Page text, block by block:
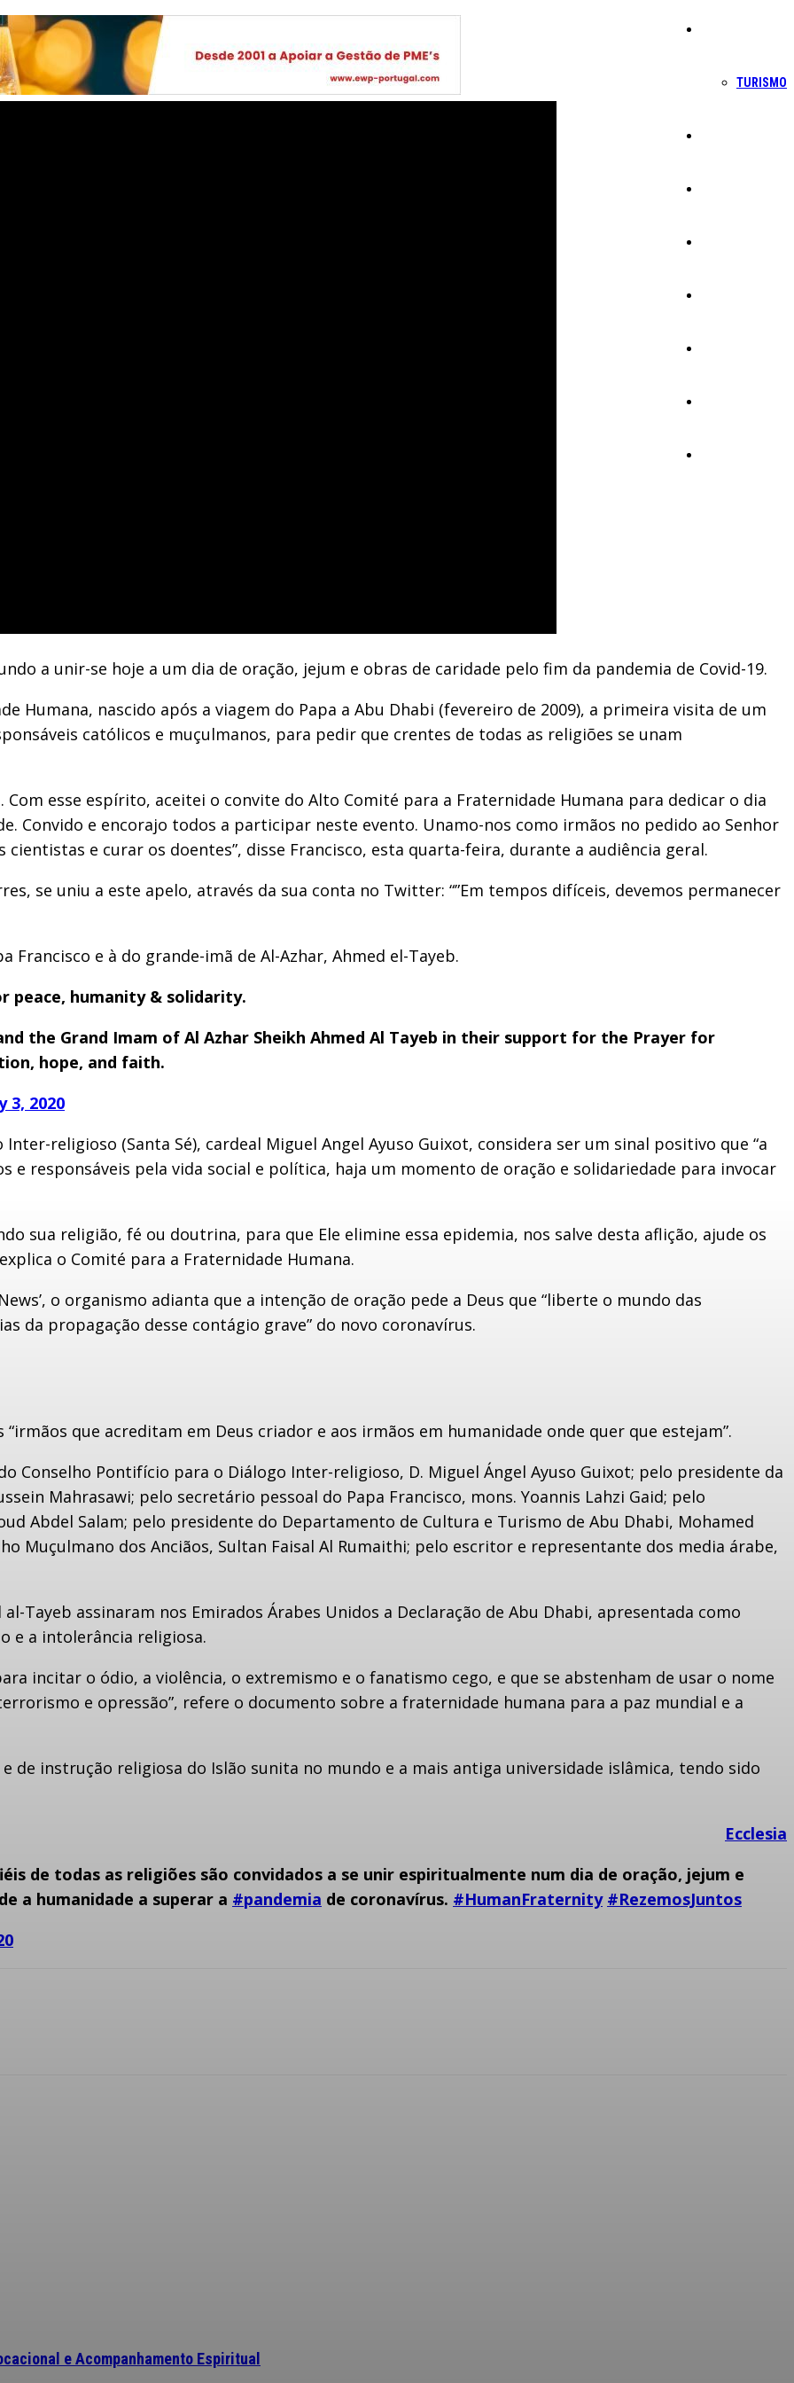
TURISMO
a unir-se hoje a um dia de oração, jejum e obras de caridade pelo fim da pandemia de Covid-19.
Humana, nascido após a viagem do Papa a Abu Dhabi (fevereiro de 2009), a primeira visita de um
católicos e muçulmanos, para pedir que crentes de todas as religiões se unam
Com esse espírito, aceitei o convite do Alto Comité para a Fraternidade Humana para dedicar o dia
Convido e encorajo todos a participar neste evento. Unamo-nos como irmãos no pedido ao Senhor
e curar os doentes”, disse Francisco, esta quarta-feira, durante a audiência geral.
se uniu a este apelo, através da sua conta no Twitter: “”Em tempos difíceis, devemos permanecer
e à do grande-imã de Al-Azhar, Ahmed el-Tayeb.
humanity & solidarity.
the Grand Imam of Al Azhar Sheikh Ahmed Al Tayeb in their support for the Prayer for
hope, and faith.
3, 2020
religioso (Santa Sé), cardeal Miguel Angel Ayuso Guixot, considera ser um sinal positivo que “a
responsáveis pela vida social e política, haja um momento de oração e solidariedade para invocar
sua religião, fé ou doutrina, para que Ele elimine essa epidemia, nos salve desta aflição, ajude os
o Comité para a Fraternidade Humana.
o organismo adianta que a intenção de oração pede a Deus que “liberte o mundo das
da propagação desse contágio grave” do novo coronavírus.
“irmãos que acreditam em Deus criador e aos irmãos em humanidade onde quer que estejam”.
Conselho Pontifício para o Diálogo Inter-religioso, D. Miguel Ángel Ayuso Guixot; pelo presidente da
Mahrasawi; pelo secretário pessoal do Papa Francisco, mons. Yoannis Lahzi Gaid; pelo
Abdel Salam; pelo presidente do Departamento de Cultura e Turismo de Abu Dhabi, Mohamed
Muçulmano dos Anciãos, Sultan Faisal Al Rumaithi; pelo escritor e representante dos media árabe,
Tayeb assinaram nos Emirados Árabes Unidos a Declaração de Abu Dhabi, apresentada como
e a intolerância religiosa.
incitar o ódio, a violência, o extremismo e o fanatismo cego, e que se abstenham de usar o nome
e opressão”, refere o documento sobre a fraternidade humana para a paz mundial e a
de instrução religiosa do Islão sunita no mundo e a mais antiga universidade islâmica, tendo sido
Ecclesia
de todas as religiões são convidados a se unir espiritualmente num dia de oração, jejum e
a humanidade a superar a #pandemia de coronavírus. #HumanFraternity #RezemosJuntos
e Acompanhamento Espiritual